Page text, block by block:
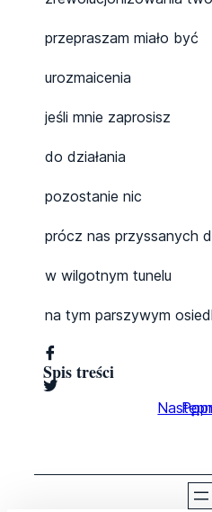
przepraszam miało być
urozmaicenia
jeśli mnie zaprosisz
do działania
pozostanie nic
prócz nas przyssanych
w wilgotnym tunelu
na tym parszywym
Spis treści